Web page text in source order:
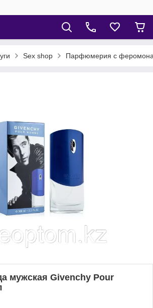
Sex shop Парфюмерия с
мужская Givenchy Pour